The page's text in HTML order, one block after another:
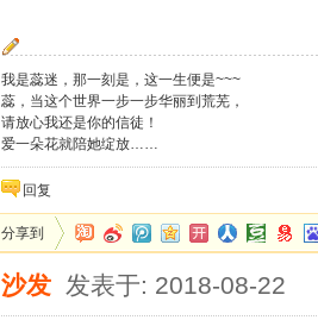
我是蕊迷，那一刻是，这一生便是~~~
蕊，当这个世界一步一步华丽到荒芜，
请放心我还是你的信徒！
爱一朵花就陪她绽放……
回复
分享到
沙发 发表于: 2018-08-22